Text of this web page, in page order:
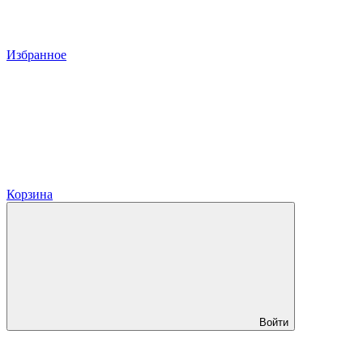
Избранное
Корзина
Войти